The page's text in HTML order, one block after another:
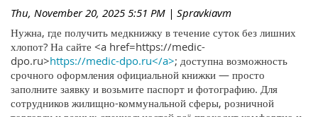
Thu, November 20, 2025 5:51 PM | Spravkiavm
Нужна, где получить медкнижку в течение суток без лишних
хлопот? На сайте <a href=https://medic-
dpo.ru>https://medic-dpo.ru</a>; доступна возможность
срочного оформления официальной книжки — просто
заполните заявку и возьмите паспорт и фотографию. Для
сотрудников жилищно-коммунальной сферы, розничной